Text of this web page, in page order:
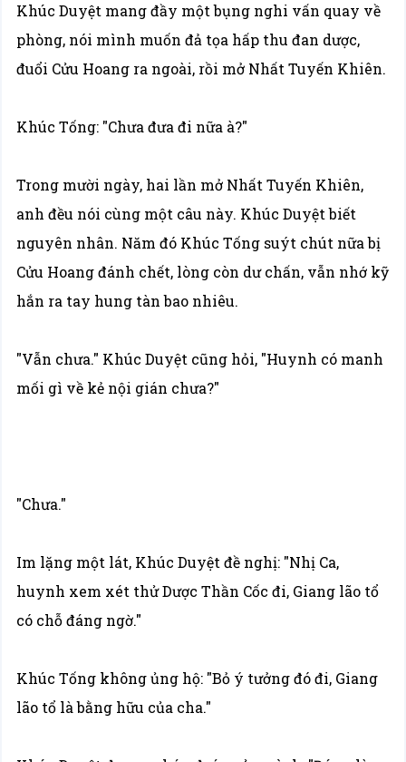
Khúc Duyệt mang đầy một bụng nghi vấn quay về
phòng, nói mình muốn đả tọa hấp thu đan dược,
đuổi Cửu Hoang ra ngoài, rồi mở Nhất Tuyến Khiên.
Khúc Tống: "Chưa đưa đi nữa à?"
Trong mười ngày, hai lần mở Nhất Tuyến Khiên,
anh đều nói cùng một câu này. Khúc Duyệt biết
nguyên nhân. Năm đó Khúc Tống suýt chút nữa bị
Cửu Hoang đánh chết, lòng còn dư chấn, vẫn nhớ kỹ
hắn ra tay hung tàn bao nhiêu.
"Vẫn chưa." Khúc Duyệt cũng hỏi, "Huynh có manh
mối gì về kẻ nội gián chưa?"
"Chưa."
Im lặng một lát, Khúc Duyệt đề nghị: "Nhị Ca,
huynh xem xét thử Dược Thần Cốc đi, Giang lão tổ
có chỗ đáng ngờ."
Khúc Tống không ủng hộ: "Bỏ ý tưởng đó đi, Giang
lão tổ là bằng hữu của cha."